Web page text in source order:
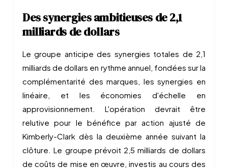
Des synergies ambitieuses de 2,1
milliards de dollars
Le groupe anticipe des synergies totales de 2,1
milliards de dollars en rythme annuel, fondées sur la
complémentarité des marques, les synergies en
linéaire, et les économies d'échelle en
approvisionnement. L'opération devrait être
relutive pour le bénéfice par action ajusté de
Kimberly-Clark dès la deuxième année suivant la
clôture. Le groupe prévoit 2,5 milliards de dollars
de coûts de mise en œuvre, investis au cours des